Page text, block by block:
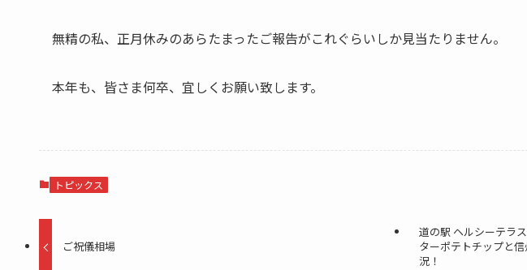
無精の私、正月休みのあらたまったご報告がこれぐらいしか見当たりません。
本年も、皆さま何卒、宜しくお願い致します。
トピックス
ご祝儀相場
道の駅 ヘルシーテラ
ターポテトチップと
況！